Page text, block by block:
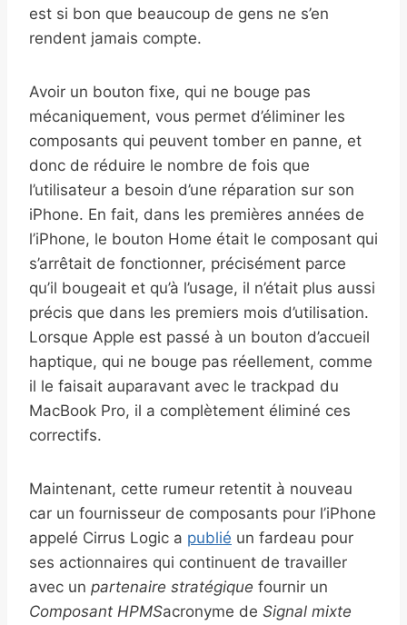
est si bon que beaucoup de gens ne s’en
rendent jamais compte.
Avoir un bouton fixe, qui ne bouge pas
mécaniquement, vous permet d’éliminer les
composants qui peuvent tomber en panne, et
donc de réduire le nombre de fois que
l’utilisateur a besoin d’une réparation sur son
iPhone. En fait, dans les premières années de
l’iPhone, le bouton Home était le composant qui
s’arrêtait de fonctionner, précisément parce
qu’il bougeait et qu’à l’usage, il n’était plus aussi
précis que dans les premiers mois d’utilisation.
Lorsque Apple est passé à un bouton d’accueil
haptique, qui ne bouge pas réellement, comme
il le faisait auparavant avec le trackpad du
MacBook Pro, il a complètement éliminé ces
correctifs.
Maintenant, cette rumeur retentit à nouveau
car un fournisseur de composants pour l’iPhone
appelé Cirrus Logic a publié un fardeau pour
ses actionnaires qui continuent de travailler
avec un partenaire stratégique fournir un
Composant HPMSacronyme de Signal mixte